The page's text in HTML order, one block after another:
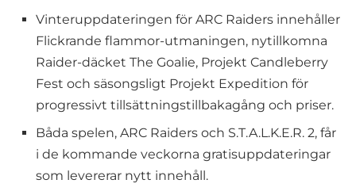
Vinteruppdateringen för ARC Raiders innehåller
Flickrande flammor-utmaningen, nytillkomna
Raider-däcket The Goalie, Projekt Candleberry
Fest och säsongsligt Projekt Expedition för
progressivt tillsättningstillbakagång och priser.
Båda spelen, ARC Raiders och S.T.A.L.K.E.R. 2, får
i de kommande veckorna gratisuppdateringar
som levererar nytt innehåll.